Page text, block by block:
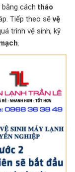
bằng cáchtháo
Tiếp theo sẽvệ
trình vệ sinh, kỹ
.